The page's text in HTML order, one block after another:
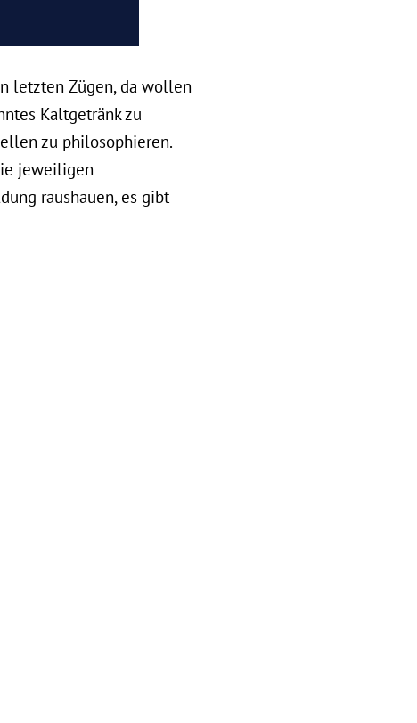
letzten Zügen, da wollen
Kaltgetränk zu
zu philosophieren.
jeweiligen
raushauen, es gibt